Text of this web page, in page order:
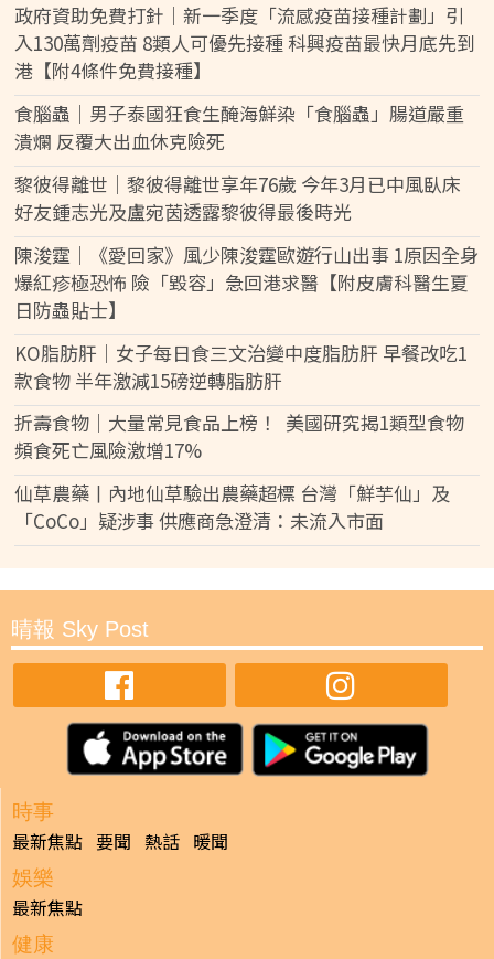
政府資助免費打針｜新一季度「流感疫苗接種計劃」引
入130萬劑疫苗 8類人可優先接種 科興疫苗最快月底先到
港【附4條件免費接種】
食腦蟲｜男子泰國狂食生醃海鮮染「食腦蟲」腸道嚴重
潰爛 反覆大出血休克險死
黎彼得離世｜黎彼得離世享年76歲 今年3月已中風臥床
好友鍾志光及盧宛茵透露黎彼得最後時光
陳浚霆｜《愛回家》風少陳浚霆歐遊行山出事 1原因全身
爆紅疹極恐怖 險「毀容」急回港求醫【附皮膚科醫生夏
日防蟲貼士】
KO脂肪肝｜女子每日食三文治變中度脂肪肝 早餐改吃1
款食物 半年激減15磅逆轉脂肪肝
折壽食物｜大量常見食品上榜！ 美國研究揭1類型食物
頻食死亡風險激增17%
仙草農藥丨內地仙草驗出農藥超標 台灣「鮮芋仙」及
「CoCo」疑涉事 供應商急澄清：未流入市面
晴報 Sky Post
時事
最新焦點 要聞 熱話 暖聞
娛樂
最新焦點
健康